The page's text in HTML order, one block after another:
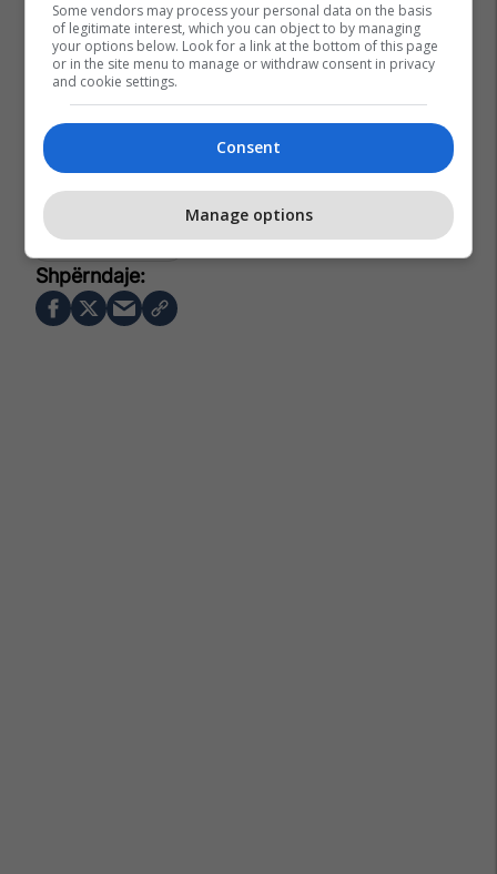
Feyenoord Rotterdam Inter
Alessandro Bastoni
Liga E Kampionëve
Some vendors may process your personal data on the basis
of legitimate interest, which you can object to by managing
your options below. Look for a link at the bottom of this page
or in the site menu to manage or withdraw consent in privacy
and cookie settings.
Consent
Manage options